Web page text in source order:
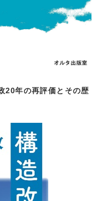
20年の再評価とその歴